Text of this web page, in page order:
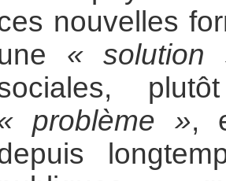
nouvelles
« solution
problème »,